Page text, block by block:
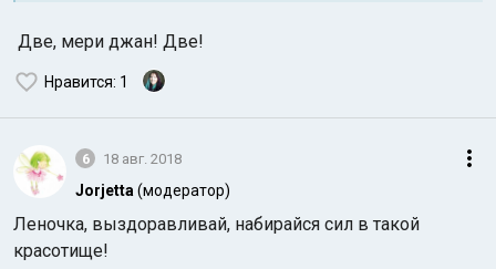
Две, мери джан! Две!
Нравится: 1
6 18 авг. 2018
Jorjetta (модератор)
Леночка, выздоравливай, набирайся сил в такой
красотище!